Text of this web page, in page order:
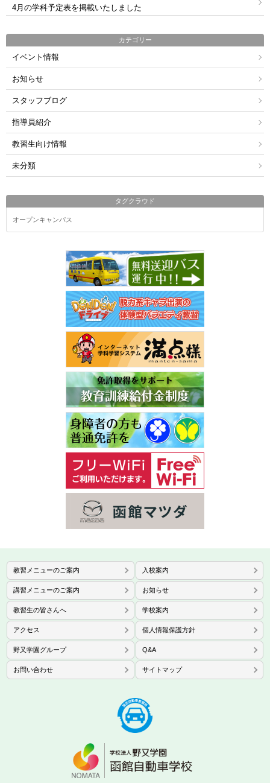
4月の学科予定表を掲載いたしました
カテゴリー
イベント情報
お知らせ
スタッフブログ
指導員紹介
教習生向け情報
未分類
タグクラウド
オープンキャンパス
教習メニューのご案内 入校案内
講習メニューのご案内 お知らせ
教習生の皆さんへ 学校案内
アクセス 個人情報保護方針
野又学園グループ Q&A
お問い合わせ サイトマップ